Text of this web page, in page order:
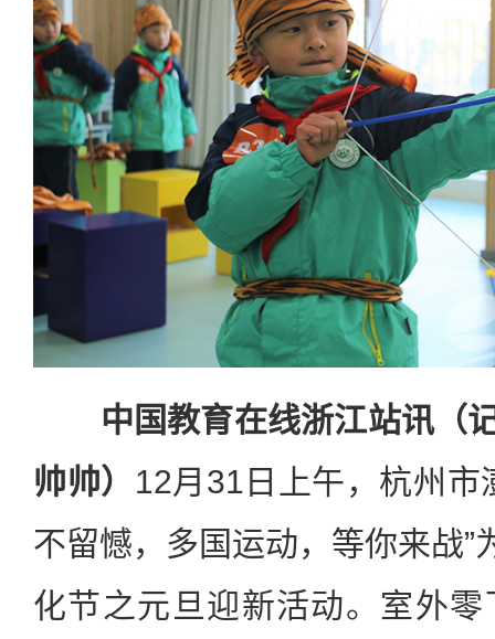
中国教育在线浙江站讯（
帅帅） 12月31日上午，杭州市
不留憾，多国运动，等你来战”
化节之元旦迎新活动。室外